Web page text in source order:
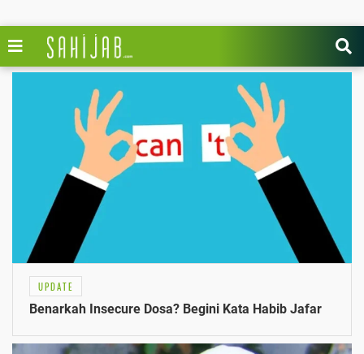
UPDATE
Benarkah Insecure Dosa? Begini Kata Habib Jafar